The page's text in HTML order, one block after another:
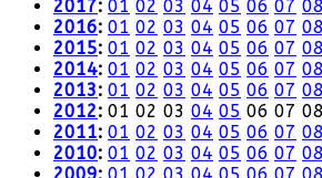
2017: 01 02 03 04 05 06 07 08
2016: 01 02 03 04 05 06 07 08
2015: 01 02 03 04 05 06 07 08
2014: 01 02 03 04 05 06 07 08
2013: 01 02 03 04 05 06 07 08
2012: 01 02 03 04 05 06 07 08
2011: 01 02 03 04 05 06 07 08
2010: 01 02 03 04 05 06 07 08